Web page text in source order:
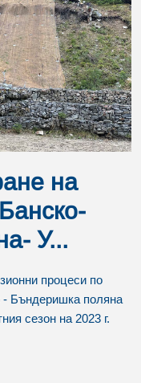
на
У...
процеси по
Бъндеришка поляна
сезон на 2023 г.